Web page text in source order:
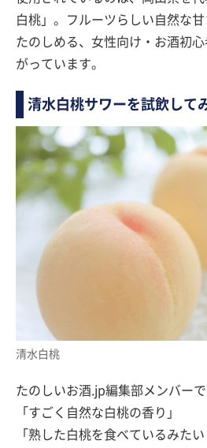
白桃」。フルーツらしい自然な
たのしめる、女性向け・お酒初
がっています。
清水白桃サワーを試飲して
清水白桃
たのしいお酒.jp編集部メンバー
「すごく自然な白桃の香り」
「熟した白桃を食べているみたい